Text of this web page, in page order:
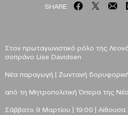
SHARE
Στον πρωταγωνιστικό ρόλο της
σοπράνο Lise Davidsen
Νέα παραγωγή | Ζωντανή
από τη Μητροπολιτική Όπερα της
Σάββατο 9 Μαρτίου | 19:00 |